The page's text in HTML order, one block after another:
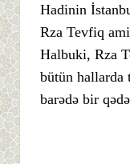
Hadinin
Rza Tevfiq
Halbuki, Rza
bütün hallarda
barədə bir